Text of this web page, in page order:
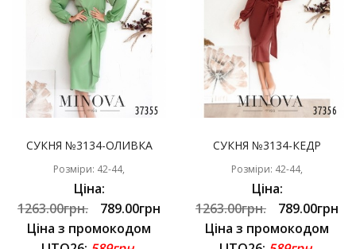
СУКНЯ №3134-ОЛИВКА
Розміри: 42-44,
Ціна:
1263.00грн.
789.00грн
Ціна з промокодом
СУКНЯ №3134-КЕДР
Розміри: 42-44,
Ціна:
1263.00грн.
789.00грн
Ціна з промокодом